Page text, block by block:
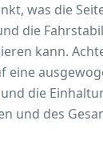
was die
die
kann.
eine
die
und des